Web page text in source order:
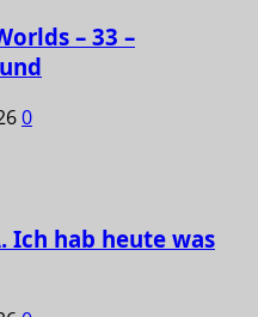
– 33 –
0
Ich hab heute was